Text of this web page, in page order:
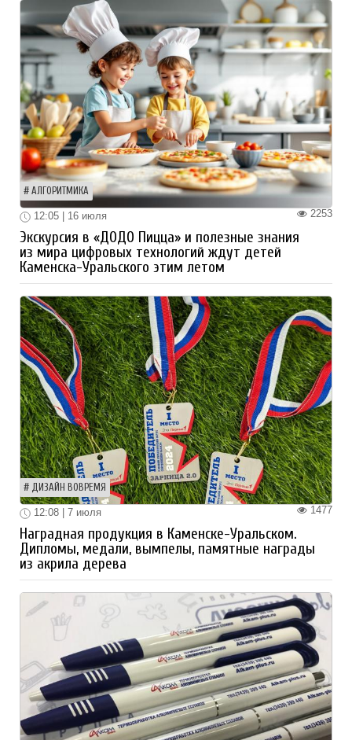
АЛГОРИТМИКА
2253
12:05 | 16 июля
Экскурсия в «ДОДО Пицца» и полезные знания
из мира цифровых технологий ждут детей
Каменска-Уральского этим летом
ДИЗАЙН ВОВРЕМЯ
1477
12:08 | 7 июля
Наградная продукция в Каменске-Уральском.
Дипломы, медали, вымпелы, памятные награды
из акрила дерева